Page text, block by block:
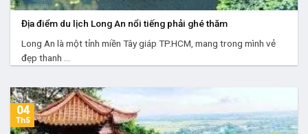
Địa điểm du lịch Long An nổi tiếng phải ghé thăm
Long An là một tỉnh miền Tây giáp TP.HCM, mang trong mình vẻ
đẹp thanh ...
04
Th5